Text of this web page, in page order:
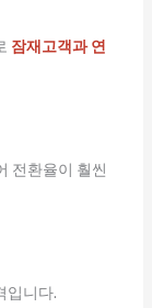
잠재고객과 연
전환율이 훨씬
입니다.